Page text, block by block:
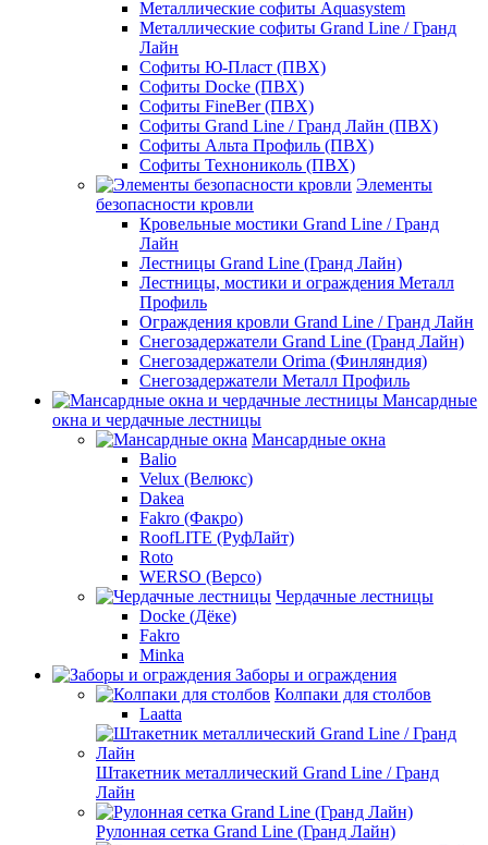
Металлические софиты Aquasystem
Металлические софиты Grand Line / Гранд
Лайн
Софиты Ю-Пласт (ПВХ)
Софиты Docke (ПВХ)
Софиты FineBer (ПВХ)
Софиты Grand Line / Гранд Лайн (ПВХ)
Софиты Альта Профиль (ПВХ)
Софиты Технониколь (ПВХ)
Элементы
безопасности кровли
Кровельные мостики Grand Line / Гранд
Лайн
Лестницы Grand Line (Гранд Лайн)
Лестницы, мостики и ограждения Металл
Профиль
Ограждения кровли Grand Line / Гранд Лайн
Снегозадержатели Grand Line (Гранд Лайн)
Снегозадержатели Orima (Финляндия)
Снегозадержатели Металл Профиль
Мансардные
окна и чердачные лестницы
Мансардные окна
Balio
Velux (Велюкс)
Dakea
Fakro (Факро)
RoofLITE (РуфЛайт)
Roto
WERSO (Версо)
Чердачные лестницы
Docke (Дёке)
Fakro
Minka
Заборы и ограждения
Колпаки для столбов
Laatta
Штакетник металлический Grand Line / Гранд
Лайн
Рулонная сетка Grand Line (Гранд Лайн)